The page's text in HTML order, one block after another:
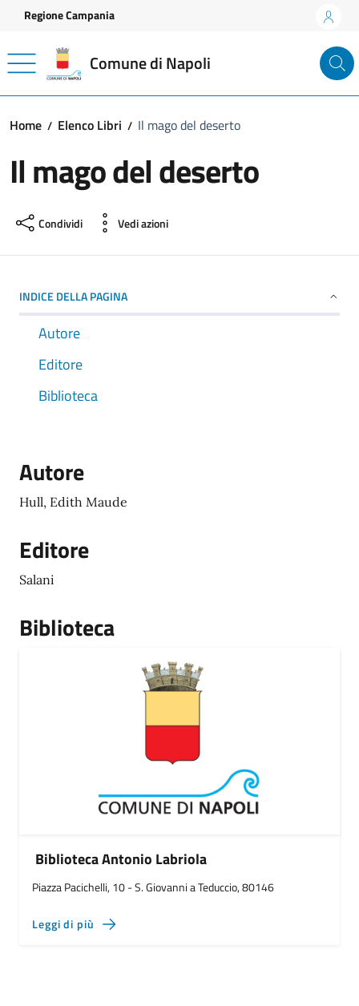
Vai ai contenuti
Vai al footer
Regione Campania
Comune di Napoli
Home Elenco Libri Il mago del deserto
Il mago del deserto
Condividi Vedi azioni
INDICE DELLA PAGINA
Autore
Editore
Biblioteca
Autore
Hull, Edith Maude
Editore
Salani
Biblioteca
Biblioteca Antonio Labriola
Piazza Pacichelli, 10 - S. Giovanni a Teduccio, 80146
Leggi di più